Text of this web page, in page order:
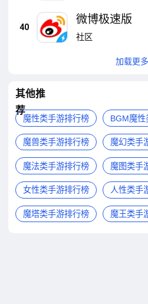
40
微博极速版
社区
加载更多
其他推
荐
魔性类手游排行榜 BGM魔
魔兽类手游排行榜 魔幻类手
魔法类手游排行榜 魔图类手
女性类手游排行榜 人性类手
魔塔类手游排行榜 魔王类手